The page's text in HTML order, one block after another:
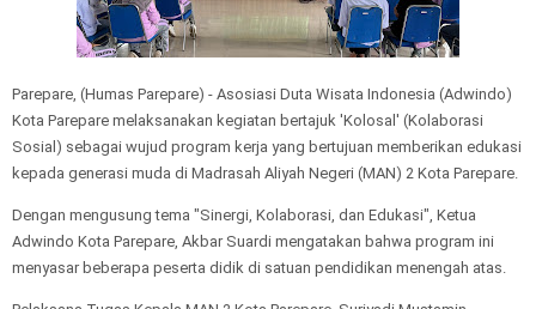
Parepare, (Humas Parepare) - Asosiasi Duta Wisata Indonesia (Adwindo)
Kota Parepare melaksanakan kegiatan bertajuk 'Kolosal' (Kolaborasi
Sosial) sebagai wujud program kerja yang bertujuan memberikan edukasi
kepada generasi muda di Madrasah Aliyah Negeri (MAN) 2 Kota Parepare.
Dengan mengusung tema "Sinergi, Kolaborasi, dan Edukasi", Ketua
Adwindo Kota Parepare, Akbar Suardi mengatakan bahwa program ini
menyasar beberapa peserta didik di satuan pendidikan menengah atas.